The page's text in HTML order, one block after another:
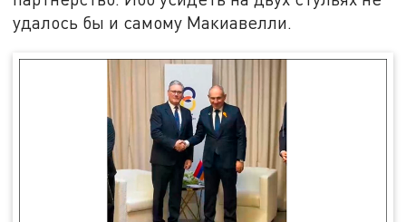
удалось бы и самому Макиавелли.